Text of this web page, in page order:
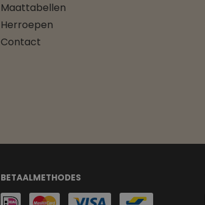
Maattabellen
Herroepen
Contact
BETAALMETHODES